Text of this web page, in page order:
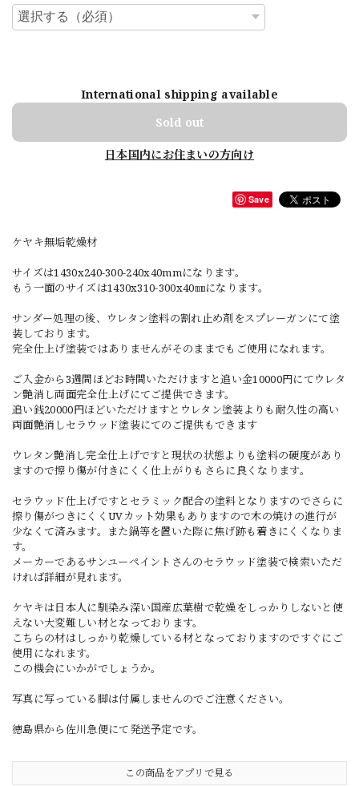
International shipping available
Sold out
日本国内にお住まいの方向け
Save
ケヤキ無垢乾燥材
サイズは1430x240-300-240x40mmになります。
もう一面のサイズは1430x310-300x40㎜になります。
サンダー処理の後、ウレタン塗料の割れ止め剤をスプレーガンにて塗
装しております。
完全仕上げ塗装ではありませんがそのままでもご使用になれます。
ご入金から3週間ほどお時間いただけますと追い金10000円にてウレタ
ン艶消し両面完全仕上げにてご提供できます。
追い銭20000円ほどいただけますとウレタン塗装よりも耐久性の高い
両面艶消しセラウッド塗装にてのご提供もできます
ウレタン艶消し完全仕上げですと現状の状態よりも塗料の硬度があり
ますので擦り傷が付きにくく仕上がりもさらに良くなります。
セラウッド仕上げですとセラミック配合の塗料となりますのでさらに
擦り傷がつきにくくUVカット効果もありますので木の焼けの進行が
少なくて済みます。また鍋等を置いた際に焦げ跡も着きにくくなりま
す。
メーカーであるサンユーペイントさんのセラウッド塗装で検索いただ
ければ詳細が見れます。
ケヤキは日本人に馴染み深い国産広葉樹で乾燥をしっかりしないと使
えない大変難しい材となっております。
こちらの材はしっかり乾燥している材となっておりますのですぐにご
使用になれます。
この機会にいかがでしょうか。
写真に写っている脚は付属しませんのでご注意ください。
徳島県から佐川急便にて発送予定です。
この商品をアプリで見る